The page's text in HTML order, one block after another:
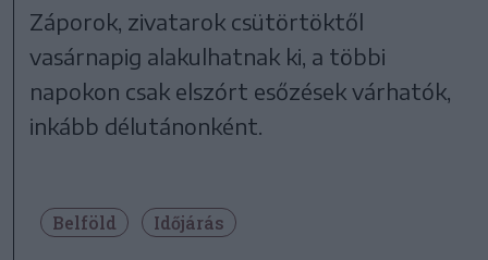
Záporok, zivatarok csütörtöktől
vasárnapig alakulhatnak ki, a többi
napokon csak elszórt esőzések várhatók,
inkább délutánonként.
Belföld Időjárás